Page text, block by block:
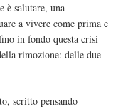
è salutare, una
a vivere come prima e
in fondo questa crisi
rimozione: delle due
scritto pensando